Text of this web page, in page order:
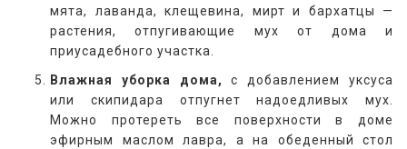
мята, лаванда, клещевина, мирт и бархатцы —
растения, отпугивающие мух от дома и
приусадебного участка.
Влажная уборка дома,
с добавлением уксуса
или скипидара отпугнет надоедливых мух.
Можно протереть все поверхности в доме
эфирным маслом лавра, а на обеденный стол